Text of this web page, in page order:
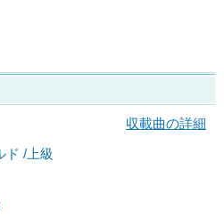
収載曲の詳細
ド /上級